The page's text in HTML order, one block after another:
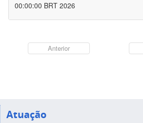
00:00:00 BRT 2026
Anterior
Atuação